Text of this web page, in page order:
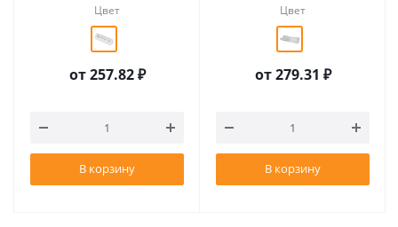
Цвет
от257.82 ₽
В корзину
Цвет
от279.31 ₽
В корзину